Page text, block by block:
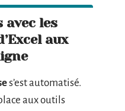
avec les
aux
s’est automatisé.
aux outils